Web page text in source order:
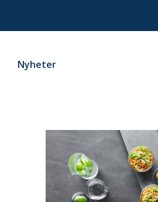
Nyheter